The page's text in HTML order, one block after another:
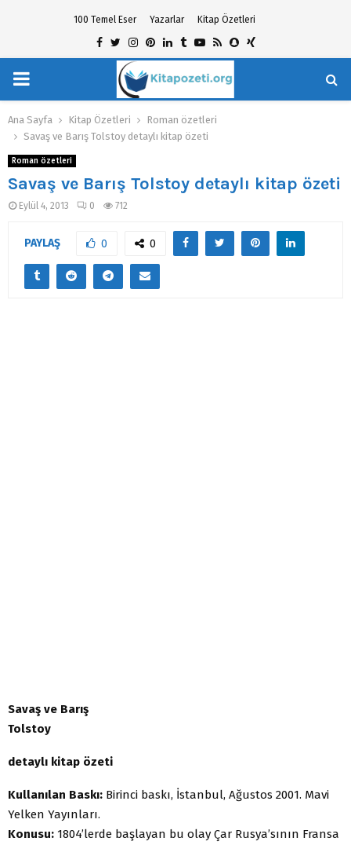
100 Temel Eser Yazarlar Kitap Özetleri
Facebook
TwitterInstagram
Pinterest
Linkedin
TumblrYoutube
RssSnapchat
Xing
PRIMARY
MENU
Ana Sayfa Kitap Özetleri
Roman özetleri
Savaş ve Barış Tolstoy detaylı kitap özeti
Roman özetleri
Savaş ve Barış Tolstoy detaylı kitap özeti
Eylül 4, 2013 0 712
PAYLAŞ 0 0
Savaş ve Barış
Tolstoy
detaylı kitap özeti
Kullanılan Baskı: Birinci baskı, İstanbul, Ağustos 2001. Mavi
Yelken Yayınları.
Konusu: 1804’lerde başlayan bu olay Çar Rusya’sının Fransa